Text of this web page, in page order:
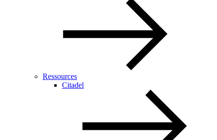
Ressources
Citadel